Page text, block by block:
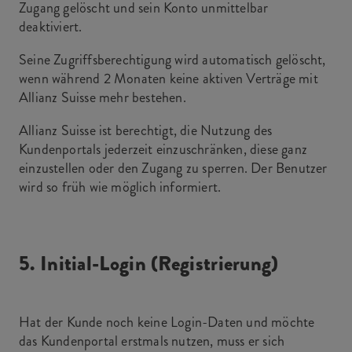
Zugang gelöscht und sein Konto unmittelbar
deaktiviert.
Seine Zugriffsberechtigung wird automatisch gelöscht,
wenn während 2 Monaten keine aktiven Verträge mit
Allianz Suisse mehr bestehen.
Allianz Suisse ist berechtigt, die Nutzung des
Kundenportals jederzeit einzuschränken, diese ganz
einzustellen oder den Zugang zu sperren. Der Benutzer
wird so früh wie möglich informiert.
5. Initial-Login (Registrierung)
Hat der Kunde noch keine Login-Daten und möchte
das Kundenportal erstmals nutzen, muss er sich